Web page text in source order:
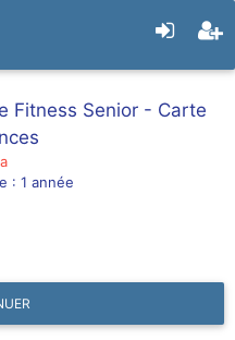
Fitness Senior - Carte
: 1 année